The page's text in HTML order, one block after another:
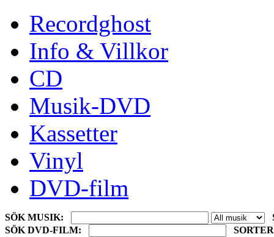
Recordghost
Info & Villkor
CD
Musik-DVD
Kassetter
Vinyl
DVD-film
SÖK MUSIK:
SÖK DVD-FILM: